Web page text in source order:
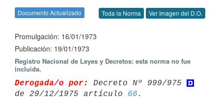
Documento Actualizado Toda la Norma Ver Imagen del D.O.
Promulgación: 16/01/1973
Publicación: 19/01/1973
Registro Nacional de Leyes y Decretos: esta norma no fue
incluida.
Derogada/o por:
Decreto Nº 999/975
de 29/12/1975 artículo 66